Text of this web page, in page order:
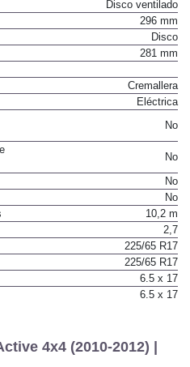
Disco ventilado
296 mm
Disco
281 mm
Cremallera
Eléctrica
No
No
No
No
10,2 m
2,7
225/65 R17
225/65 R17
6.5 x 17
6.5 x 17
4x4 (2010-2012) |